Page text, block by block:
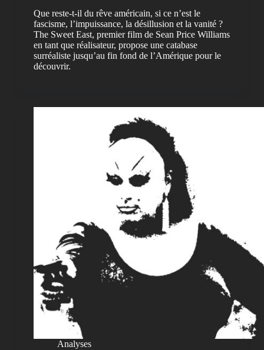
Que reste-t-il du rêve américain, si ce n’est le
fascisme, l’impuissance, la désillusion et la vanité ?
The Sweet East, premier film de Sean Price Williams
en tant que réalisateur, propose une catabase
surréaliste jusqu’au fin fond de l’Amérique pour le
découvrir.
Analyses